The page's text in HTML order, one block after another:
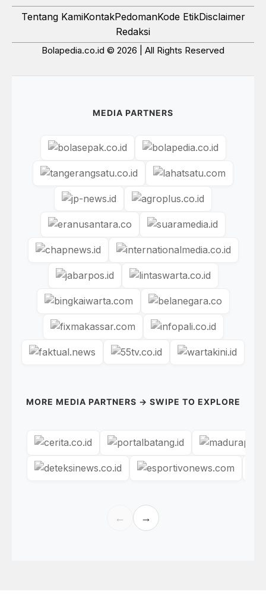
Tentang KamiKontakPedomanKode EtikDisclaimer
Redaksi
Bolapedia.co.id © 2026 | All Rights Reserved
MEDIA PARTNERS
MORE MEDIA PARTNERS → SWIPE TO EXPLORE
← →